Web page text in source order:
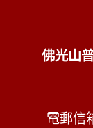
佛光山
電郵信